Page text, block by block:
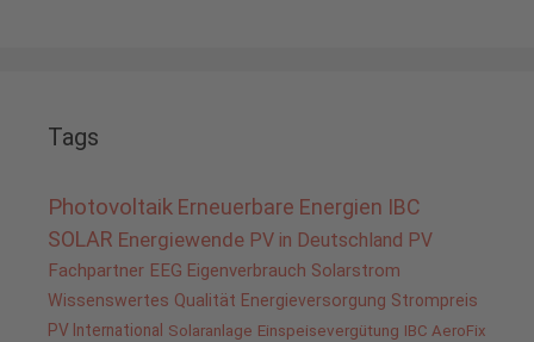
Tags
Photovoltaik Erneuerbare Energien IBC
SOLAR Energiewende PV in Deutschland PV
Fachpartner EEG Eigenverbrauch Solarstrom
Wissenswertes Qualität Energieversorgung Strompreis
PV International Solaranlage Einspeisevergütung IBC AeroFix